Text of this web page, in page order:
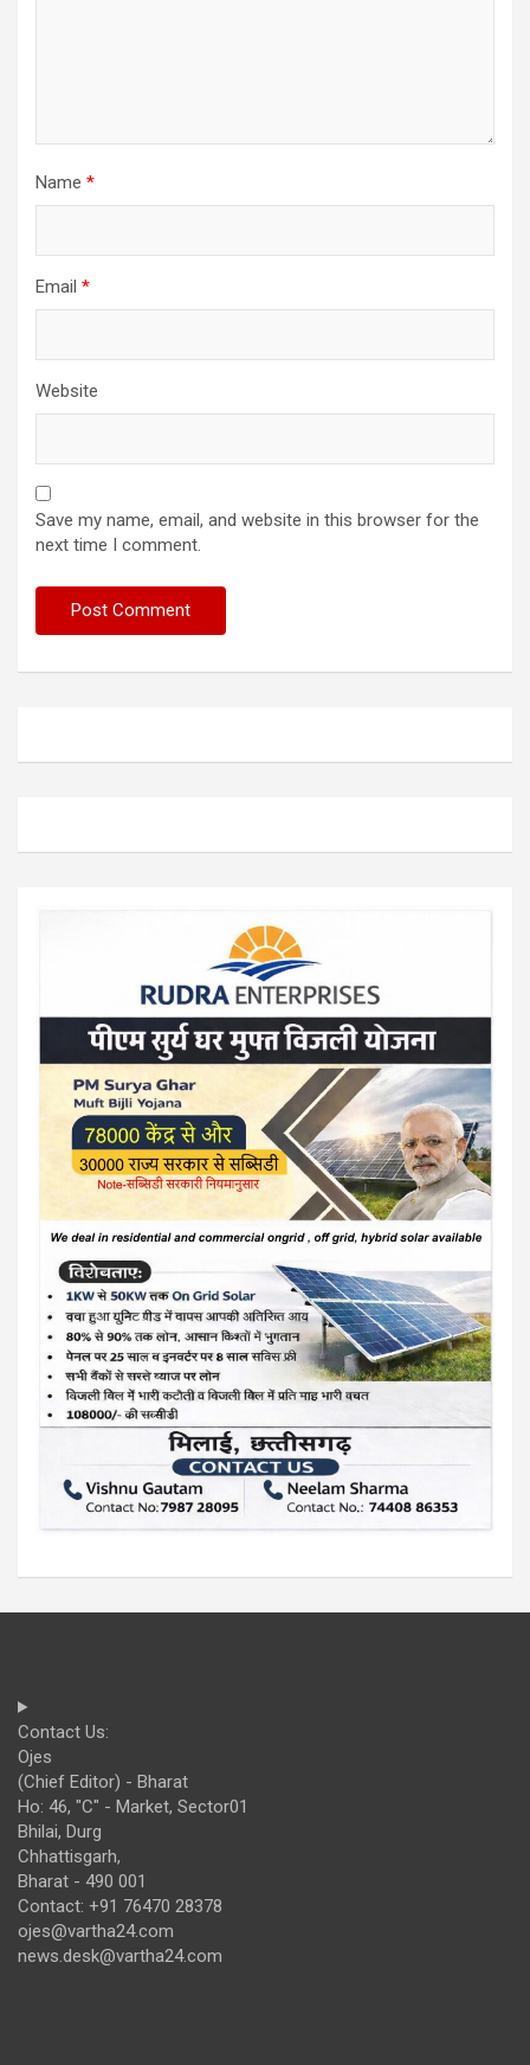
Name *
Email *
Website
Save my name, email, and website in this browser for the
next time I comment.
Contact Us:
Ojes
(Chief Editor) - Bharat
Ho: 46, "C" - Market, Sector01
Bhilai, Durg
Chhattisgarh,
Bharat - 490 001
Contact: +91 76470 28378
ojes@vartha24.com
news.desk@vartha24.com